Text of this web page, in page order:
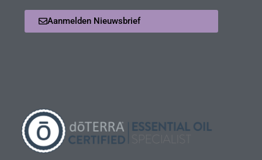
Aanmelden Nieuwsbrief